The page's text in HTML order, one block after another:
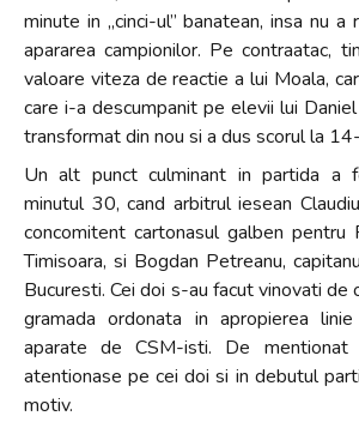
minute in „cinci-ul” banatean, insa nu
apararea campionilor. Pe contraatac,
valoare viteza de reactie a lui Moala,
care i-a descumpanit pe elevii lui
transformat din nou si a dus scorul la
Un alt punct culminant in partida a
minutul 30, cand arbitrul iesean
concomitent cartonasul galben pentru
Timisoara, si Bogdan Petreanu,
Bucuresti. Cei doi s-au facut vinovati de
gramada ordonata in apropierea
aparate de CSM-isti. De
atentionase pe cei doi si in debutul
motiv.